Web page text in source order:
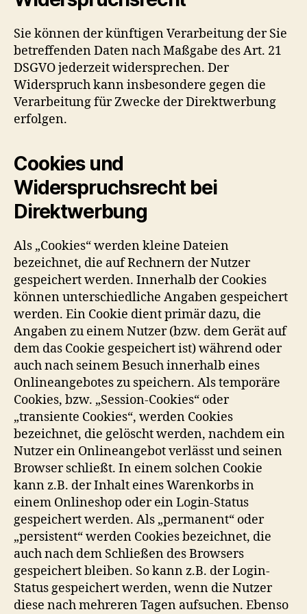
Sie können der künftigen Verarbeitung der Sie
betreffenden Daten nach Maßgabe des Art. 21
DSGVO jederzeit widersprechen. Der
Widerspruch kann insbesondere gegen die
Verarbeitung für Zwecke der Direktwerbung
erfolgen.
Cookies und
Widerspruchsrecht bei
Direktwerbung
Als „Cookies“ werden kleine Dateien
bezeichnet, die auf Rechnern der Nutzer
gespeichert werden. Innerhalb der Cookies
können unterschiedliche Angaben gespeichert
werden. Ein Cookie dient primär dazu, die
Angaben zu einem Nutzer (bzw. dem Gerät auf
dem das Cookie gespeichert ist) während oder
auch nach seinem Besuch innerhalb eines
Onlineangebotes zu speichern. Als temporäre
Cookies, bzw. „Session-Cookies“ oder
„transiente Cookies“, werden Cookies
bezeichnet, die gelöscht werden, nachdem ein
Nutzer ein Onlineangebot verlässt und seinen
Browser schließt. In einem solchen Cookie
kann z.B. der Inhalt eines Warenkorbs in
einem Onlineshop oder ein Login-Status
gespeichert werden. Als „permanent“ oder
„persistent“ werden Cookies bezeichnet, die
auch nach dem Schließen des Browsers
gespeichert bleiben. So kann z.B. der Login-
Status gespeichert werden, wenn die Nutzer
diese nach mehreren Tagen aufsuchen. Ebenso